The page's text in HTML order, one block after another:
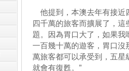
他提到，本澳去年有接近
四千萬的旅客而擴展了，
題。因為胃口大了，如果
一百幾十萬的遊客，胃口
萬旅客都可以承受到，五
就會有復甦。”